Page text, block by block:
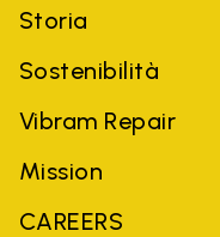
Storia
Sostenibilità
Vibram Repair
Mission
CAREERS